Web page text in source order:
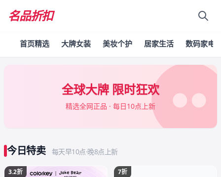
名品折扣
首页精选 大牌女装 美妆个护 居家生活 数码家电
全球大牌 限时狂欢
精选全网正品 · 每日10点上新
今日特卖 每天早10点·晚8点上新
3.2折 7折